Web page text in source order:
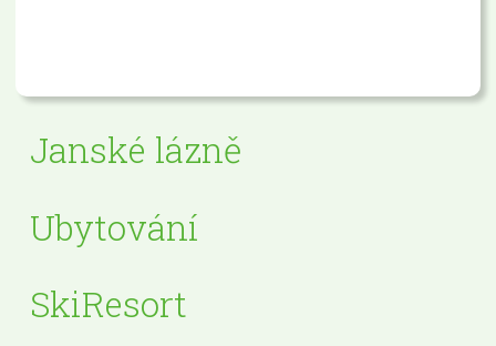
Janské lázně
Ubytování
SkiResort